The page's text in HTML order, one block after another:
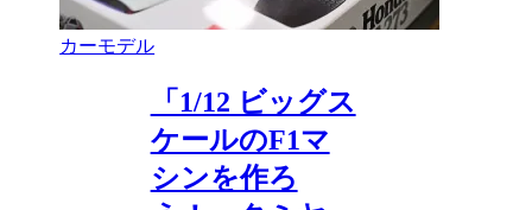
カーモデル
「1/12 ビッグス
ケールのF1マ
シンを作ろ